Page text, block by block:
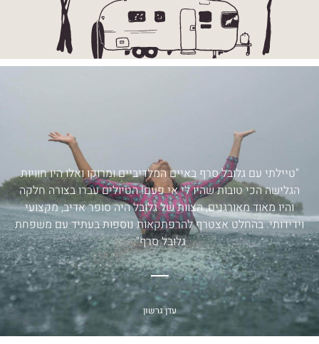
"טיילתי עם גלובל סרף באיים המלדיביים ומרוקו ואלו היו חוויות
הגלישה הכי טובות שהיו לי אי פעם! הטיולים עברו בצורה חלקה
והיו מאוד מאורגנים, הצוות של גלובל היה סופר אדיב, מקצועי
וידידותי. בהחלט אצטרף להרפתקאות נוספות בעתיד עם משפחת
גלובל סרף".
עדן גרשון